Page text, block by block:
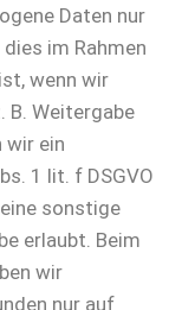
Daten nur
im Rahmen
wenn wir
B. Weitergabe
wir ein
1 lit. f DSGVO
sonstige
erlaubt. Beim
wir
nur auf